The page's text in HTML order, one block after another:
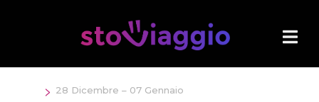
> 28 Dicembre – 07 Gennaio